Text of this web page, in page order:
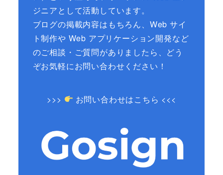
ジニアとして活動しています。
ブログの掲載内容はもちろん、Web サイ
ト制作や Web アプリケーション開発など
のご相談・ご質問がありましたら、どう
ぞお気軽にお問い合わせください！
>>> お問い合わせはこちら <<<